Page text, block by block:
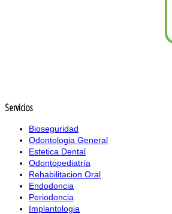
Servicios
Bioseguridad
Odontologia General
Estetica Dental
Odontopediatría
Rehabilitacion Oral
Endodoncia
Periodoncia
Implantologia